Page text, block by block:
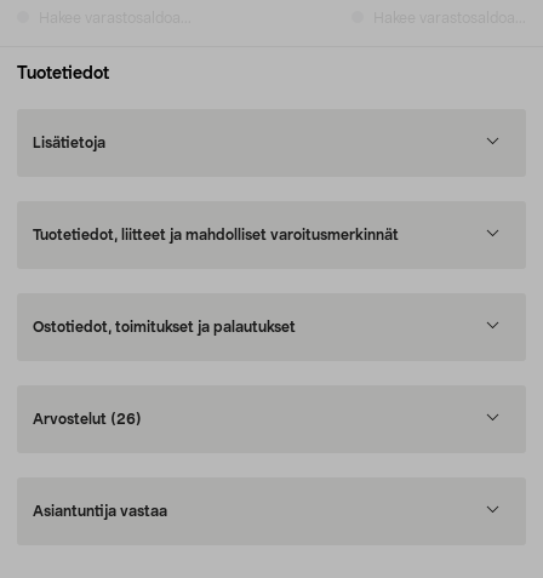
Tuotetiedot
Lisätietoja
Tuotetiedot, liitteet ja mahdolliset varoitusmerkinnät
Ostotiedot, toimitukset ja palautukset
Arvostelut (26)
Asiantuntija vastaa